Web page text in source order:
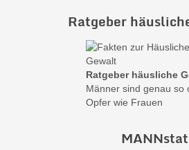
Ratgeber
Ratgeber häusliche
Männer sind genau so
Opfer wie Frauen
MANNstat